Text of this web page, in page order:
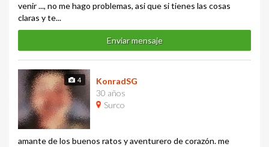
venir ..., no me hago problemas, asi que si tienes las cosas
claras y te...
Enviar mensaje
4
KonradSG
30 años
Surco
amante de los buenos ratos y aventurero de corazón. me